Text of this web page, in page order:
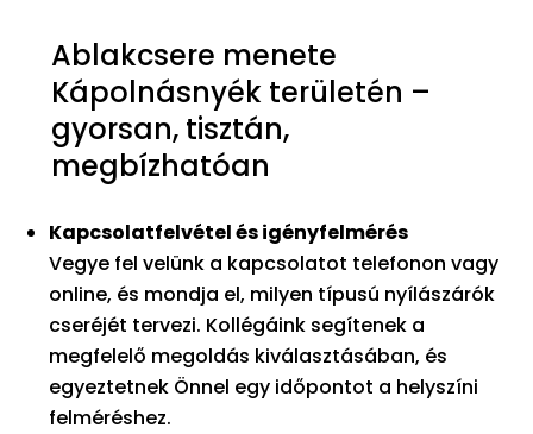
Ablakcsere menete
Kápolnásnyék területén –
gyorsan, tisztán,
megbízhatóan
Kapcsolatfelvétel és igényfelmérés
Vegye fel velünk a kapcsolatot telefonon vagy
online, és mondja el, milyen típusú nyílászárók
cseréjét tervezi. Kollégáink segítenek a
megfelelő megoldás kiválasztásában, és
egyeztetnek Önnel egy időpontot a helyszíni
felméréshez.